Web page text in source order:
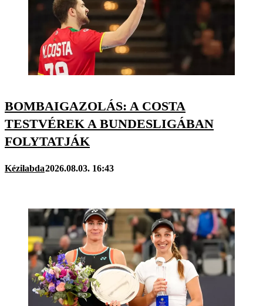
BOMBAIGAZOLÁS: A COSTA
TESTVÉREK A BUNDESLIGÁBAN
FOLYTATJÁK
Kézilabda2026.08.03. 16:43